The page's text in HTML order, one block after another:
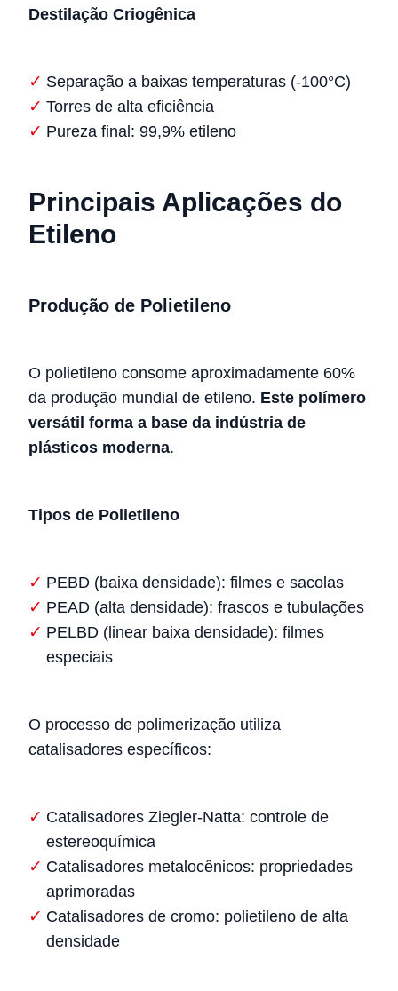
Destilação Criogênica
Separação a baixas temperaturas (-100°C)
Torres de alta eficiência
Pureza final: 99,9% etileno
Principais Aplicações do
Etileno
Produção de Polietileno
O polietileno consome aproximadamente 60%
da produção mundial de etileno. Este polímero
versátil forma a base da indústria de
plásticos moderna.
Tipos de Polietileno
PEBD (baixa densidade): filmes e sacolas
PEAD (alta densidade): frascos e tubulações
PELBD (linear baixa densidade): filmes
especiais
O processo de polimerização utiliza
catalisadores específicos:
Catalisadores Ziegler-Natta: controle de
estereoquímica
Catalisadores metalocênicos: propriedades
aprimoradas
Catalisadores de cromo: polietileno de alta
densidade